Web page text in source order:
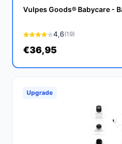
zijn geavanceerde functies en
elke babykamer.
Ontdek alle specificaties en
past bij jouw behoeften!
Vulpes Goods® Babycare -
4,6(19)
€36,95
Upgrade